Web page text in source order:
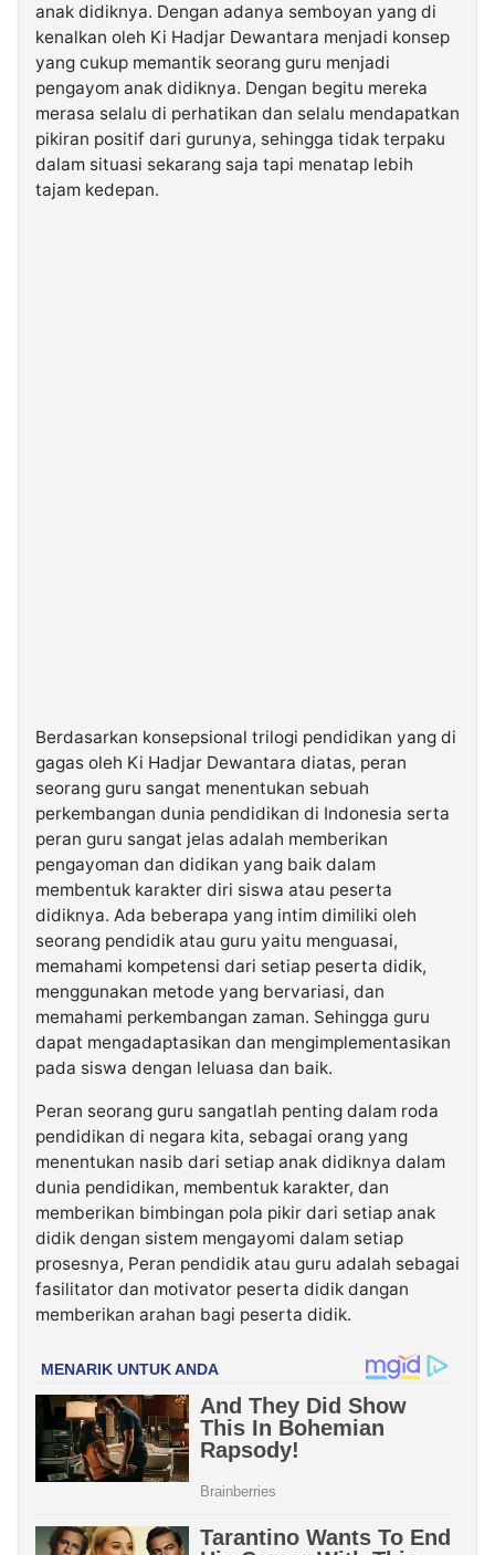
anak didiknya. Dengan adanya semboyan yang di
kenalkan oleh Ki Hadjar Dewantara menjadi konsep
yang cukup memantik seorang guru menjadi
pengayom anak didiknya. Dengan begitu mereka
merasa selalu di perhatikan dan selalu mendapatkan
pikiran positif dari gurunya, sehingga tidak terpaku
dalam situasi sekarang saja tapi menatap lebih
tajam kedepan.
Berdasarkan konsepsional trilogi pendidikan yang di
gagas oleh Ki Hadjar Dewantara diatas, peran
seorang guru sangat menentukan sebuah
perkembangan dunia pendidikan di Indonesia serta
peran guru sangat jelas adalah memberikan
pengayoman dan didikan yang baik dalam
membentuk karakter diri siswa atau peserta
didiknya. Ada beberapa yang intim dimiliki oleh
seorang pendidik atau guru yaitu menguasai,
memahami kompetensi dari setiap peserta didik,
menggunakan metode yang bervariasi, dan
memahami perkembangan zaman. Sehingga guru
dapat mengadaptasikan dan mengimplementasikan
pada siswa dengan leluasa dan baik.
Peran seorang guru sangatlah penting dalam roda
pendidikan di negara kita, sebagai orang yang
menentukan nasib dari setiap anak didiknya dalam
dunia pendidikan, membentuk karakter, dan
memberikan bimbingan pola pikir dari setiap anak
didik dengan sistem mengayomi dalam setiap
prosesnya, Peran pendidik atau guru adalah sebagai
fasilitator dan motivator peserta didik dangan
memberikan arahan bagi peserta didik.